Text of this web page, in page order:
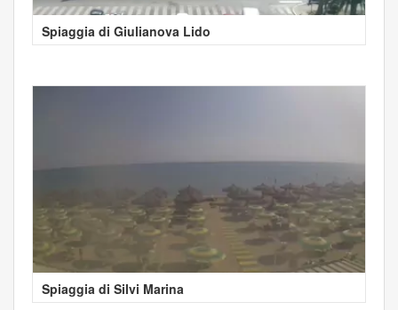
Spiaggia di Giulianova Lido
Spiaggia di Silvi Marina